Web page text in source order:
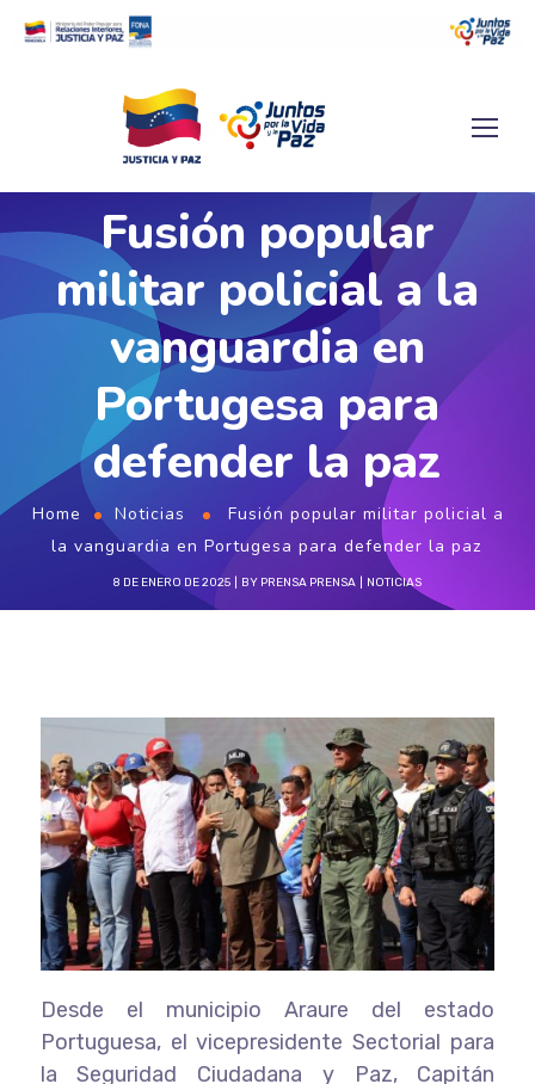
Fusión popular
militar policial a la
vanguardia en
Portugesa para
defender la paz
Home Noticias
Fusión popular militar policial a
la vanguardia en Portugesa para defender la paz
8 DE ENERO DE 2025 BY PRENSA PRENSA NOTICIAS
Desde el municipio Araure del estado
Portuguesa, el vicepresidente Sectorial para
la Seguridad Ciudadana y Paz, Capitán